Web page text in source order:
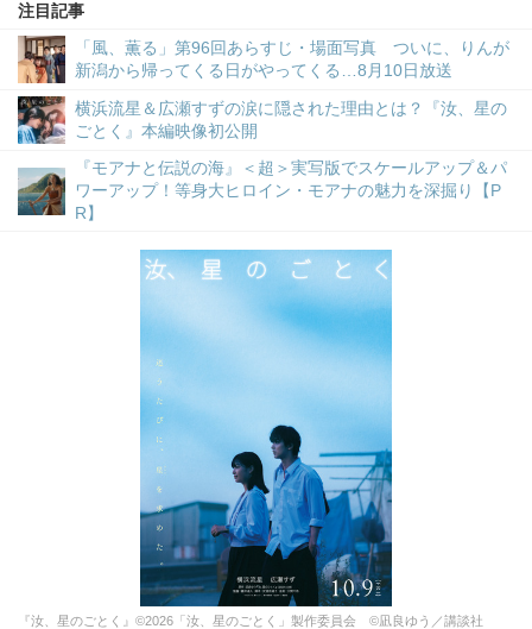
注目記事
「風、薫る」第96回あらすじ・場面写真 ついに、りんが
新潟から帰ってくる日がやってくる…8月10日放送
横浜流星＆広瀬すずの涙に隠された理由とは？『汝、星の
ごとく』本編映像初公開
『モアナと伝説の海』＜超＞実写版でスケールアップ＆パ
ワーアップ！等身大ヒロイン・モアナの魅力を深掘り【P
R】
『汝、星のごとく』©2026「汝、星のごとく」製作委員会 ©凪良ゆう／講談社